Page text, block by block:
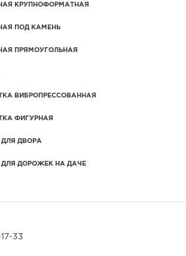
КРУПНОФОРМАТНАЯ
ПОД КАМЕНЬ
ПРЯМОУГОЛЬНАЯ
ВИБРОПРЕССОВАННАЯ
ФИГУРНАЯ
ДВОРА
ДОРОЖЕК НА ДАЧЕ
33